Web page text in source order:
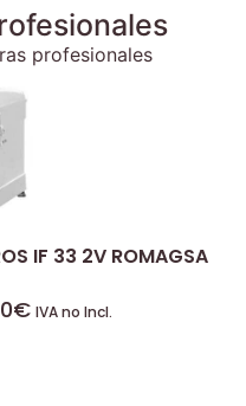
profesionales
IF 33 2V ROMAGSA
€ IVA no Incl.